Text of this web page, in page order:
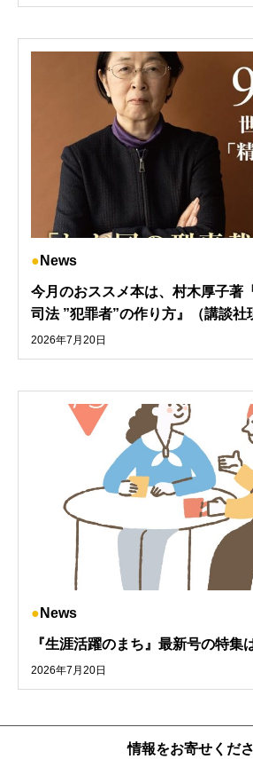
News
今月のおススメ本は、村木厚子著
司法 ”犯罪者”の作り方』（講談社
2026年7月20日
News
『生涯活躍のまち』最新号の特集
2026年7月20日
情報をお寄せくだ